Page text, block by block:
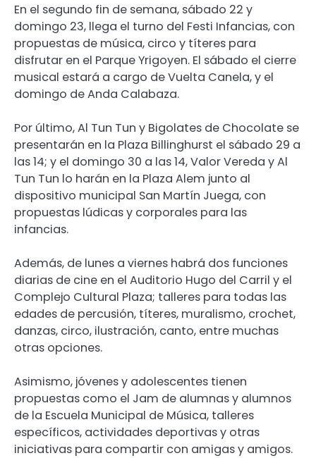
En el segundo fin de semana, sábado 22 y
domingo 23, llega el turno del Festi Infancias, con
propuestas de música, circo y títeres para
disfrutar en el Parque Yrigoyen. El sábado el cierre
musical estará a cargo de Vuelta Canela, y el
domingo de Anda Calabaza.
Por último, Al Tun Tun y Bigolates de Chocolate se
presentarán en la Plaza Billinghurst el sábado 29 a
las 14; y el domingo 30 a las 14, Valor Vereda y Al
Tun Tun lo harán en la Plaza Alem junto al
dispositivo municipal San Martín Juega, con
propuestas lúdicas y corporales para las
infancias.
Además, de lunes a viernes habrá dos funciones
diarias de cine en el Auditorio Hugo del Carril y el
Complejo Cultural Plaza; talleres para todas las
edades de percusión, títeres, muralismo, crochet,
danzas, circo, ilustración, canto, entre muchas
otras opciones.
Asimismo, jóvenes y adolescentes tienen
propuestas como el Jam de alumnas y alumnos
de la Escuela Municipal de Música, talleres
específicos, actividades deportivas y otras
iniciativas para compartir con amigas y amigos.